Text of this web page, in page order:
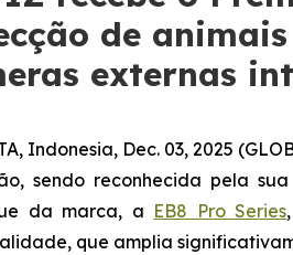
de
externas
Indonesia, Dec. 03, 2025
sendo reconhecida pela
da marca, a EB8 Pro Series
que amplia